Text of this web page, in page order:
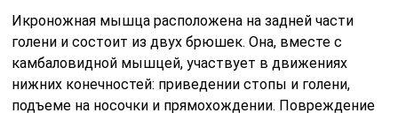
Икроножная мышца расположена на задней части
голени и состоит из двух брюшек. Она, вместе с
камбаловидной мышцей, участвует в движениях
нижних конечностей: приведении стопы и голени,
подъеме на носочки и прямохождении. Повреждение